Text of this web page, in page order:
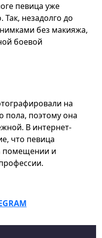
певица уже
незадолго до
без макияжа,
боевой
на
пола, поэтому она
В интернет-
что певица
помещении и